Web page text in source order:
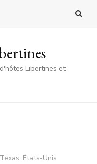
Libertines et
États-Unis